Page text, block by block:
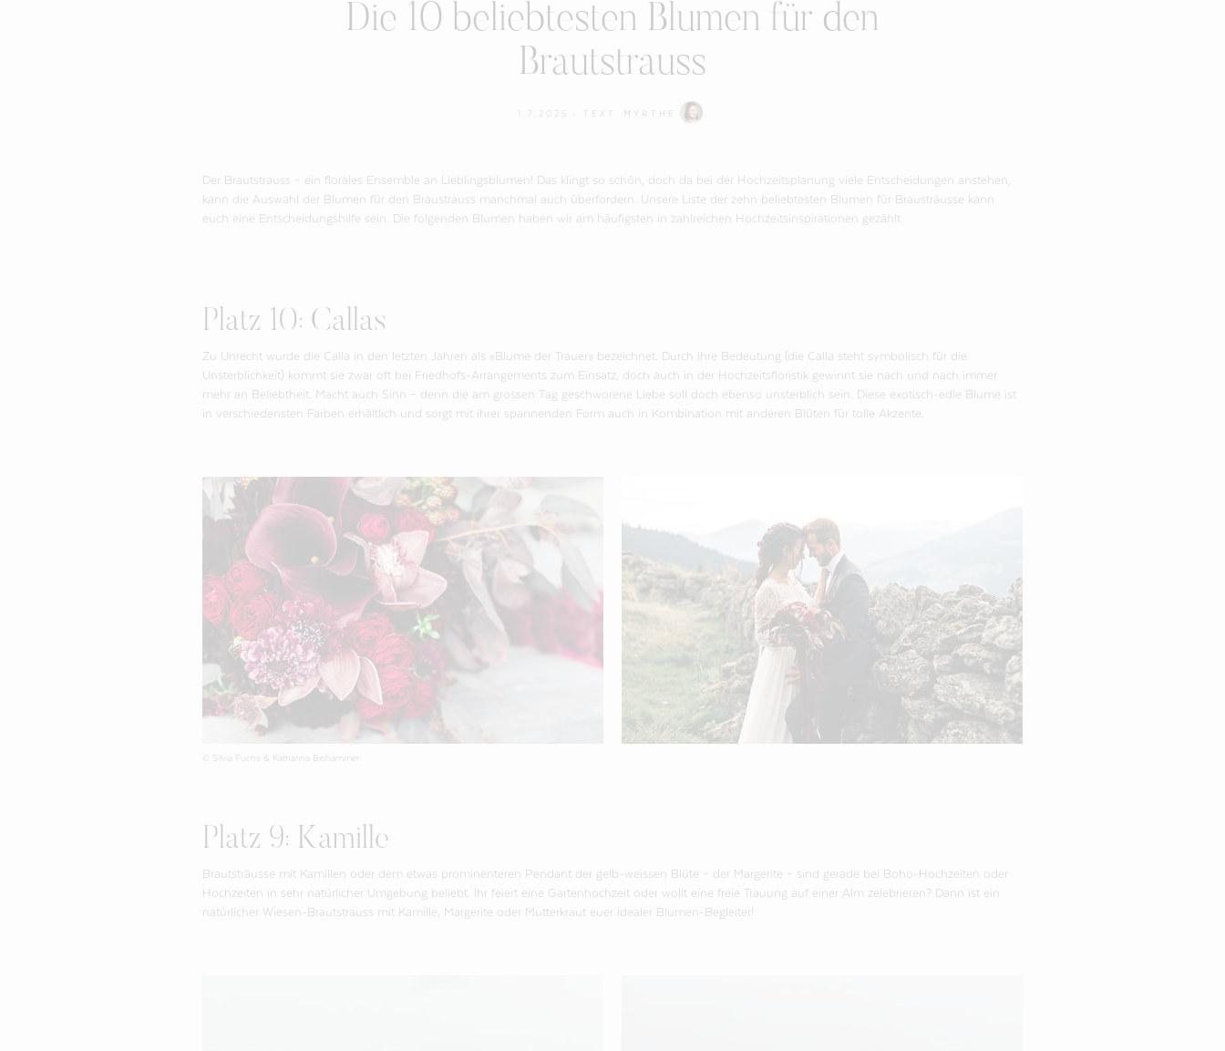
Die 10 beliebtesten Blumen für den
Brautstrauss
1.7.2025 • TEXT: MYRTHE
Der Brautstrauss – ein florales Ensemble an Lieblingsblumen! Das klingt so schön, doch da bei der Hochzeitsplanung viele Entscheidungen anstehen,
kann die Auswahl der Blumen für den Braustrauss manchmal auch überfordern. Unsere Liste der zehn beliebtesten Blumen für Brausträusse kann
euch eine Entscheidungshilfe sein. Die folgenden Blumen haben wir am häufigsten in zahlreichen Hochzeitsinspirationen gezählt:
Platz 10: Callas
Zu Unrecht wurde die Calla in den letzten Jahren als «Blume der Trauer» bezeichnet. Durch ihre Bedeutung (die Calla steht symbolisch für die
Unsterblichkeit) kommt sie zwar oft bei Friedhofs-Arrangements zum Einsatz, doch auch in der Hochzeitsfloristik gewinnt sie nach und nach immer
mehr an Beliebtheit. Macht auch Sinn – denn die am grossen Tag geschworene Liebe soll doch ebenso unsterblich sein. Diese exotisch-edle Blume ist
in verschiedensten Farben erhältlich und sorgt mit ihrer spannenden Form auch in Kombination mit anderen Blüten für tolle Akzente.
© Silvia Fuchs & Katharina Beihammer
Platz 9: Kamille
Brautsträusse mit Kamillen oder dem etwas prominenteren Pendant der gelb-weissen Blüte – der Margerite – sind gerade bei Boho-Hochzeiten oder
Hochzeiten in sehr natürlicher Umgebung beliebt. Ihr feiert eine Gartenhochzeit oder wollt eine freie Trauung auf einer Alm zelebrieren? Dann ist ein
natürlicher Wiesen-Brautstrauss mit Kamille, Margerite oder Mutterkraut euer idealer Blumen-Begleiter!